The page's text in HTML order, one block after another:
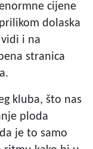
cijene
dolaska
i na
stranica
kluba, što nas
ploda
je to samo